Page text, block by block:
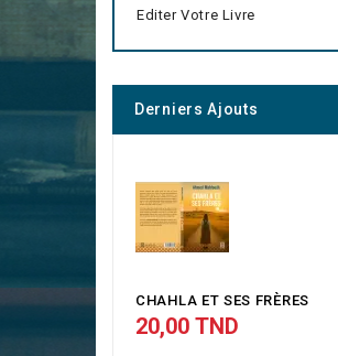
Editer Votre Livre
Derniers Ajouts
CHAHLA ET SES FRЀRES
Prix
20,00 TND